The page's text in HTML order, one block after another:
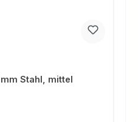
Stahl, mittel